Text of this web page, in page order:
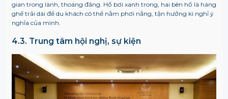
gian trong lành, thoáng đãng. Hồ bơi xanh trong, hai bên hồ là hàng
ghế trải dài để du khách có thể nằm phơi nắng, tận hưởng kì nghỉ ý
nghĩa của mình.
4.3. Trung tâm hội nghị, sự kiện